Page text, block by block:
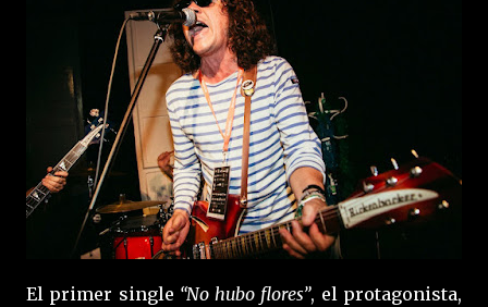
El primer single “No hubo flores”, el protagonista,